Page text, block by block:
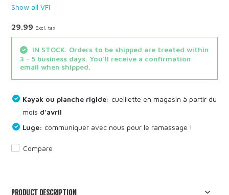
Show all VFI
29.99 Excl. tax
IN STOCK. Orders to be shipped are treated within
3 - 5 business days. You'll receive a confirmation
email when shipped.
Kayak ou planche rigide: cueillette en magasin à partir du
mois d'avril
Luge: communiquer avec nous pour le ramassage !
Compare
PRODUCT DESCRIPTION